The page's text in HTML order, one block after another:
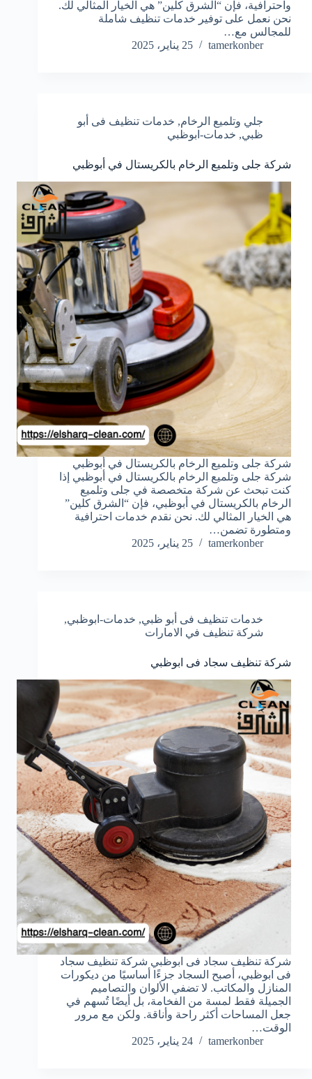
واحترافية، فإن “الشرق كلين” هي الخيار المثالي لك.
نحن نعمل على توفير خدمات تنظيف شاملة
للمجالس مع…
tamerkonber
25 يناير، 2025
جلي وتلميع الرخام, خدمات تنظيف فى أبو
ظبي, خدمات-ابوظبي
شركة جلى وتلميع الرخام بالكريستال في أبوظبي
شركة جلى وتلميع الرخام بالكريستال في أبوظبي
شركة جلى وتلميع الرخام بالكريستال في أبوظبي إذا
كنت تبحث عن شركة متخصصة في جلى وتلميع
الرخام بالكريستال في أبوظبي، فإن “الشرق كلين”
هي الخيار المثالي لك. نحن نقدم خدمات احترافية
ومتطورة تضمن…
tamerkonber
25 يناير، 2025
خدمات تنظيف فى أبو ظبي, خدمات-ابوظبي,
شركة تنظيف في الامارات
شركة تنظيف سجاد فى ابوظبي
شركة تنظيف سجاد فى ابوظبي شركة تنظيف سجاد
فى ابوظبي، أصبح السجاد جزءًا أساسيًا من ديكورات
المنازل والمكاتب. لا تضفي الألوان والتصاميم
الجميلة فقط لمسة من الفخامة، بل أيضًا تُسهم في
جعل المساحات أكثر راحة وأناقة. ولكن مع مرور
الوقت…
tamerkonber
24 يناير، 2025